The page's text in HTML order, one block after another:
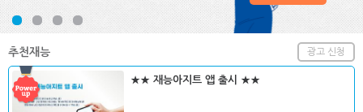
광고 신청
추천재능
★★ 재능아지트 앱 출시 ★★